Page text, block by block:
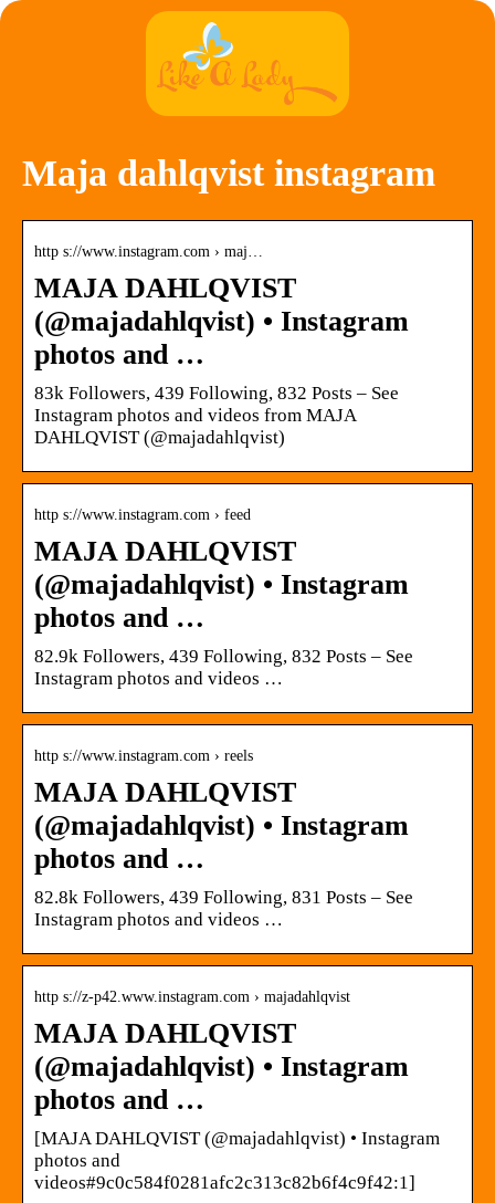
Maja dahlqvist instagram
http s://www.instagram.com › maj…
MAJA DAHLQVIST
(@majadahlqvist) • Instagram
photos and …
83k Followers, 439 Following, 832 Posts – See
Instagram photos and videos from MAJA
DAHLQVIST (@majadahlqvist)
http s://www.instagram.com › feed
MAJA DAHLQVIST
(@majadahlqvist) • Instagram
photos and …
82.9k Followers, 439 Following, 832 Posts – See
Instagram photos and videos …
http s://www.instagram.com › reels
MAJA DAHLQVIST
(@majadahlqvist) • Instagram
photos and …
82.8k Followers, 439 Following, 831 Posts – See
Instagram photos and videos …
http s://z-p42.www.instagram.com › majadahlqvist
MAJA DAHLQVIST
(@majadahlqvist) • Instagram
photos and …
[MAJA DAHLQVIST (@majadahlqvist) • Instagram
photos and
videos#9c0c584f0281afc2c313c82b6f4c9f42:1]